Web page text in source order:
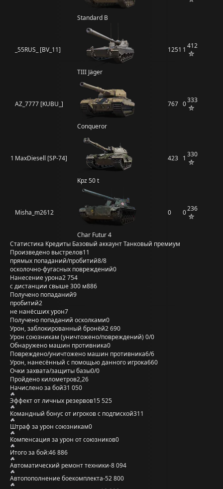
Standard B
_55RUS_ [BV_11]
TIII Jäger
1251 1 412
AZ_7777 [KUBU_]
Conqueror
767 0333
1 MaxDiesell [SP-74]
Kpz 50 t
423 1 330
Misha_m2612
Char Futur 4
0 0236
Статистика Кредиты Базовый аккаунтТанковый премиум
Произведено выстрелов11
прямых попаданий/пробитий8/8
осколочно-фугасных повреждений0
Нанесение урона2 754
с дистанции свыше 300 м886
Получено попаданий9
пробитий2
не нанёсших урон7
Получено попаданий осколками0
Урон, заблокированный бронёй2 690
Урон союзникам (уничтожено/повреждений) 0/0
Обнаружено машин противника0
Повреждено/уничтожено машин противника6/6
Урон, нанесённый с помощью данного игрока660
Очки захвата/защиты базы0/0
Пройдено километров2,26
Начислено за бой31 050
Эффект от личных резервов15 525
Командный бонус от игроков с подпиской311
Штраф за урон союзникам0
Компенсация за урон от союзников0
Итого за бой:46 886
Автоматический ремонт техники-8 094
Автопополнение боекомплекта-52 800